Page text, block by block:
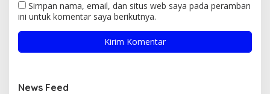
Simpan nama, email, dan situs web saya pada peramban
ini untuk komentar saya berikutnya.
News Feed